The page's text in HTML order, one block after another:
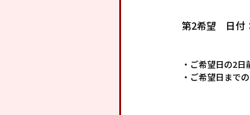
第2希望 日付
・ご希望日の2日
・ご希望日まで